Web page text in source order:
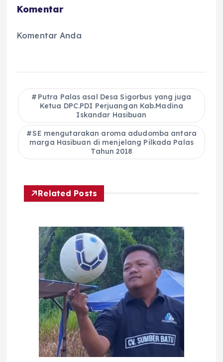
Komentar
Komentar Anda
Putra Palas asal Desa Sigorbus yang juga
Ketua DPC.PDI Perjuangan Kab.Madina
Iskandar Hasibuan
SE mengutarakan aroma adudomba antara
marga Hasibuan di menjelang Pilkada Palas
Tahun 2018
Related Posts